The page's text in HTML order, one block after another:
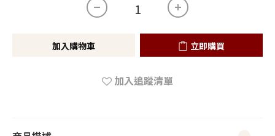
加入購物車 立即購買
加入追蹤清單